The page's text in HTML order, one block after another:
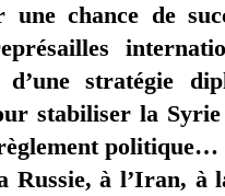
chance de
stratégie
stabiliser la
Russie, à l’Iran, à